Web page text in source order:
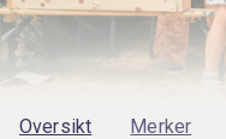
Oversikt Merker